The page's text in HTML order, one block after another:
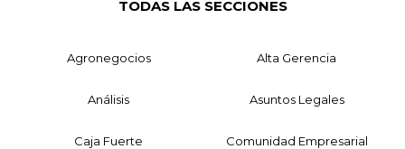
TODAS LAS SECCIONES
Agronegocios Alta Gerencia
Análisis Asuntos Legales
Caja Fuerte Comunidad Empresarial